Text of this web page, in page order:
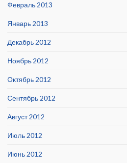
Февраль 2013
Январь 2013
Декабрь 2012
Ноябрь 2012
Октябрь 2012
Сентябрь 2012
Август 2012
Июль 2012
Июнь 2012